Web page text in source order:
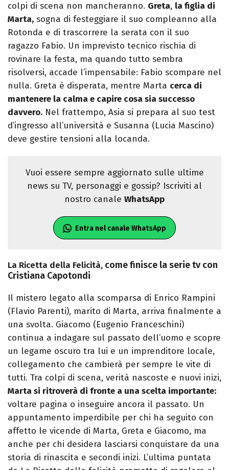
colpi di scena non mancheranno. Greta, la figlia di
Marta, sogna di festeggiare il suo compleanno alla
Rotonda e di trascorrere la serata con il suo
ragazzo Fabio. Un imprevisto tecnico rischia di
rovinare la festa, ma quando tutto sembra
risolversi, accade l’impensabile: Fabio scompare nel
nulla. Greta è disperata, mentre Marta cerca di
mantenere la calma e capire cosa sia successo
davvero. Nel frattempo, Asia si prepara al suo test
d’ingresso all’università e Susanna (Lucia Mascino)
deve gestire tensioni alla locanda.
Vuoi essere sempre aggiornato sulle ultime
news su TV, personaggi e gossip? Iscriviti al
nostro canale WhatsApp
Entra nel canale WhatsApp
La Ricetta della Felicità, come finisce la serie tv con
Cristiana Capotondi
Il mistero legato alla scomparsa di Enrico Rampini
(Flavio Parenti), marito di Marta, arriva finalmente a
una svolta. Giacomo (Eugenio Franceschini)
continua a indagare sul passato dell’uomo e scopre
un legame oscuro tra lui e un imprenditore locale,
collegamento che cambierà per sempre le vite di
tutti. Tra colpi di scena, verità nascoste e nuovi inizi,
Marta si ritroverà di fronte a una scelta importante:
voltare pagina o inseguire ancora il passato. Un
appuntamento imperdibile per chi ha seguito con
affetto le vicende di Marta, Greta e Giacomo, ma
anche per chi desidera lasciarsi conquistare da una
storia di rinascita e secondi inizi. L’ultima puntata